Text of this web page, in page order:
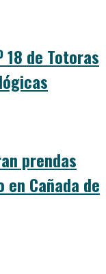
18 de Totoras
prendas
Cañada de